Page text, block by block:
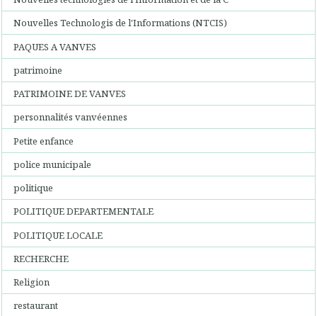
Nouvelles Technologis de l'Informations (NTCIS)
PAQUES A VANVES
patrimoine
PATRIMOINE DE VANVES
personnalités vanvéennes
Petite enfance
police municipale
politique
POLITIQUE DEPARTEMENTALE
POLITIQUE LOCALE
RECHERCHE
Religion
restaurant